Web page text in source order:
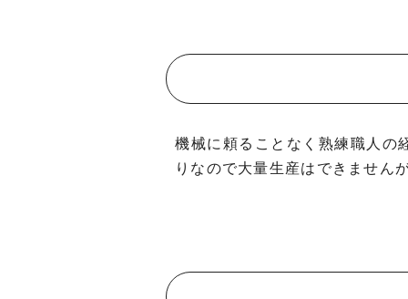
機械に頼ることなく熟練職人の
りなので大量生産はできません